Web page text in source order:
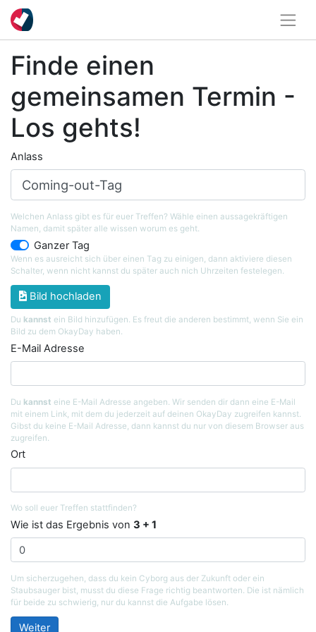
Finde einen
gemeinsamen Termin -
Los gehts!
Anlass
Welchen Anlass gibt es für euer Treffen? Wähle einen aussagekräftigen
Namen, damit später alle wissen worum es geht.
Ganzer Tag
Wenn es ausreicht sich über einen Tag zu einigen, dann aktiviere diesen
Schalter, wenn nicht kannst du später auch nich Uhrzeiten festelegen.
Bild hochladen
Du kannst ein Bild hinzufügen. Es freut die anderen bestimmt, wenn Sie ein
Bild zu dem OkayDay haben.
E-Mail Adresse
Du kannst eine E-Mail Adresse angeben. Wir senden dir dann eine E-Mail
mit einem Link, mit dem du jederzeit auf deinen OkayDay zugreifen kannst.
Gibst du keine E-Mail Adresse, dann kannst du nur von diesem Browser aus
zugreifen.
Ort
Wo soll euer Treffen stattfinden?
Wie ist das Ergebnis von 3 + 1
Um sicherzugehen, dass du kein Cyborg aus der Zukunft oder ein
Staubsauger bist, musst du diese Frage richtig beantworten. Die ist nämlich
für beide zu schwierig, nur du kannst die Aufgabe lösen.
Weiter